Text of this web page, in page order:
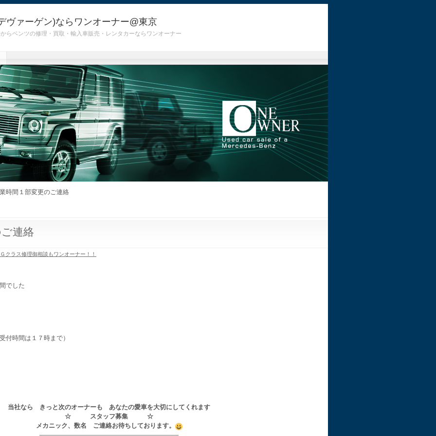
ヴァーゲン)ならワンオーナー@東京
ベンツの修理・買取・輸入車販売・レンタカーならワンオーナー
時間１部変更のご連絡
連絡
クラス修理御相談もワンオーナー！！
でした
付時間は１７時まで）
当社なら きっと次のオーナーも あなたの愛車を大切にしてくれます
☆ スタッフ募集 ☆
メカニック、数名 ご連絡お待ちしております。